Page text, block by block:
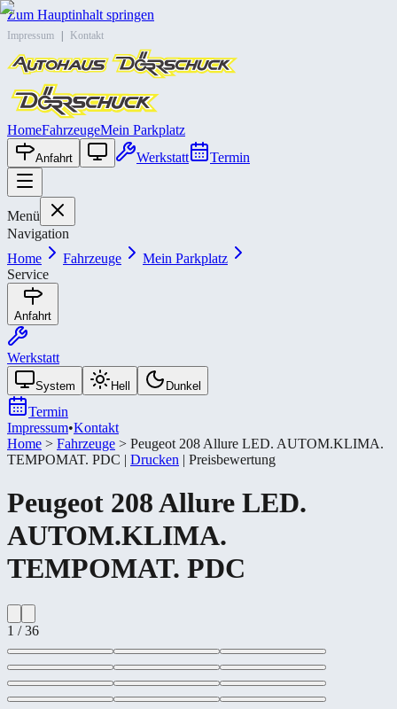
Zum Hauptinhalt springen
Impressum Kontakt
HomeFahrzeugeMein Parkplatz
Anfahrt Werkstatt Termin
Menü
Navigation
Home
Fahrzeuge
Mein Parkplatz
Service
Anfahrt
Werkstatt
System Hell Dunkel
Termin
Impressum•Kontakt
Home > Fahrzeuge > Peugeot 208 Allure LED. AUTOM.KLIMA.
TEMPOMAT. PDC | Drucken | Preisbewertung
Peugeot 208 Allure LED.
AUTOM.KLIMA.
TEMPOMAT. PDC
1 /36